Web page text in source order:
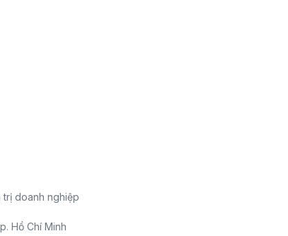
doanh nghiệp
Hồ Chí Minh